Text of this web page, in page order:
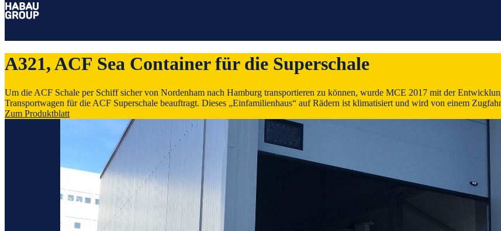
A321, ACF Sea Container für die Superschale
Um die ACF Schale per Schiff sicher von Nordenham nach Hamburg transportieren zu können, wurde MCE 2017 mit der
Transportwagen für die ACF Superschale beauftragt. Dieses „Einfamilienhaus“ auf Rädern ist klimatisiert und wird von einem
Zum Produktblatt